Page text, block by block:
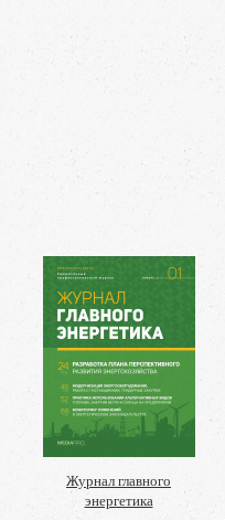
Журнал главного
энергетика